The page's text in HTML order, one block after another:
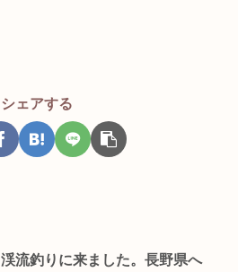
シェアする
渓流釣りに来ました。長野県へ